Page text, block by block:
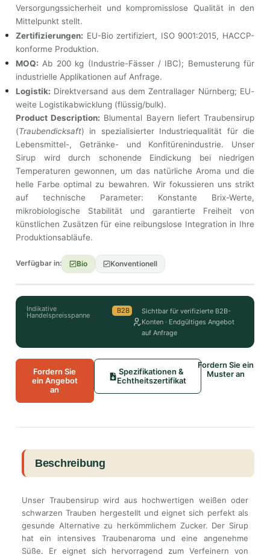
Versorgungssicherheit und kompromisslose Qualität in den
Mittelpunkt stellt.
Zertifizierungen: EU-Bio zertifiziert, ISO 9001:2015, HACCP-
konforme Produktion.
MOQ: Ab 200 kg (Industrie-Fässer / IBC); Bemusterung für
industrielle Applikationen auf Anfrage.
Logistik: Direktversand aus dem Zentrallager Nürnberg; EU-
weite Logistikabwicklung (flüssig/bulk).
Product Description: Blumental Bayern liefert Traubensirup
(Traubendicksaft) in spezialisierter Industriequalität für die
Lebensmittel-, Getränke- und Konfitürenindustrie. Unser
Sirup wird durch schonende Eindickung bei niedrigen
Temperaturen gewonnen, um das natürliche Aroma und die
helle Farbe optimal zu bewahren. Wir fokussieren uns strikt
auf technische Parameter: Konstante Brix-Werte,
mikrobiologische Stabilität und garantierte Freiheit von
künstlichen Zusätzen für eine reibungslose Integration in Ihre
Produktionsabläufe.
Verfügbar in: Bio Konventionell
Indikative
Handelspreisspanne
B2B
Sichtbar für verifizierte B2B-
Konten · Endgültiges Angebot
auf Anfrage
Fordern Sie
ein Angebot
an
Spezifikationen &
Echtheitszertifikat
Fordern Sie ein
Muster an
Beschreibung
Unser Traubensirup wird aus hochwertigen weißen oder
schwarzen Trauben hergestellt und eignet sich perfekt als
gesunde Alternative zu herkömmlichem Zucker. Der Sirup
hat ein intensives Traubenaroma und eine angenehme
Süße. Er eignet sich hervorragend zum Verfeinern von